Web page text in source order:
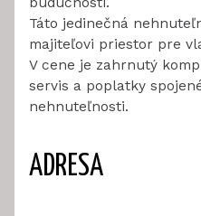
Táto jedinečná
majiteľovi priestor pre
V cene je zahrnutý
servis a poplatky
nehnuteľnosti.
ADRESA